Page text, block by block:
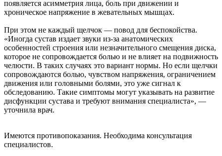
появляется асимметрия лица, боль при движении и
хроническое напряжение в жевательных мышцах.
При этом не каждый щелчок — повод для беспокойства.
«Иногда сустав издает звуки из-за анатомических
особенностей строения или незначительного смещения диска,
которое не сопровождается болью и не влияет на подвижность
челюсти. В таких случаях это вариант нормы. Но если щелчки
сопровождаются болью, чувством напряжения, ограничением
движения или головными болями, это уже сигнал к
обследованию. Такие симптомы могут указывать на развитие
дисфункции сустава и требуют внимания специалиста», —
уточнила врач.
Имеются противопоказания. Необходима консультация
специалистов.